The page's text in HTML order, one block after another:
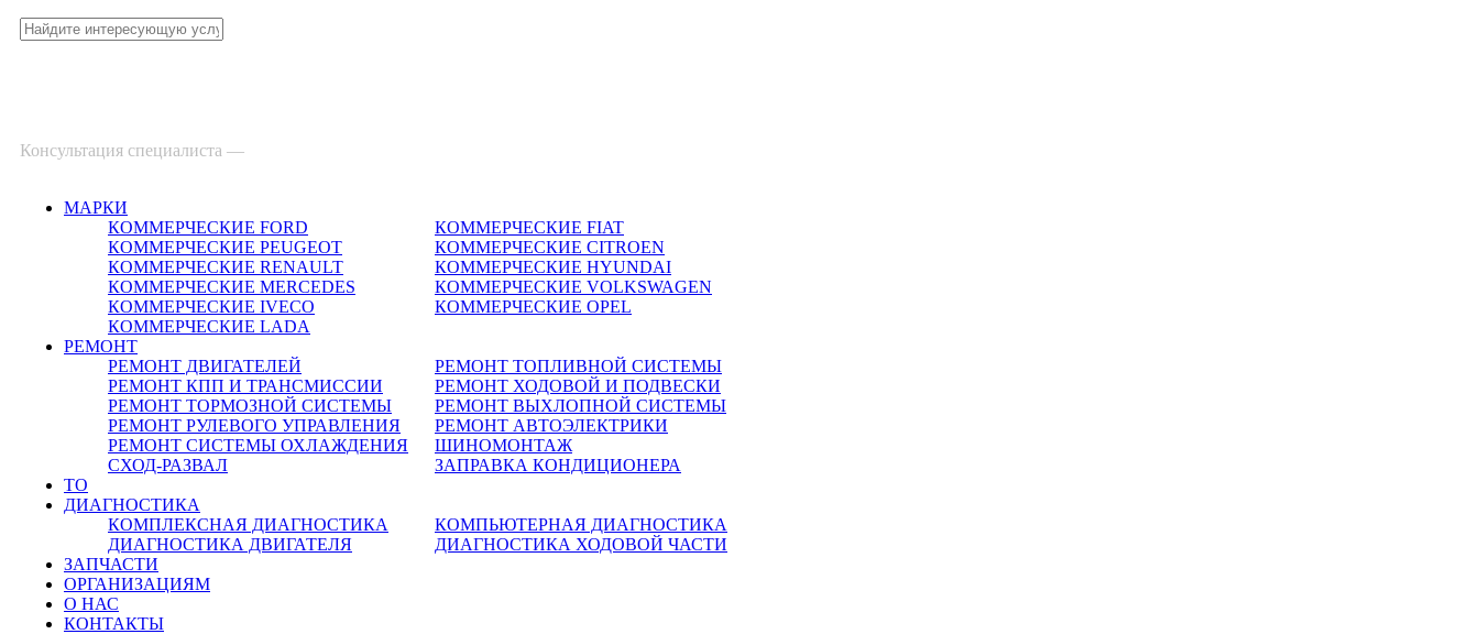
Консультация специалиста —
МАРКИ
КОММЕРЧЕСКИЕ FORD КОММЕРЧЕСКИЕ FIAT
КОММЕРЧЕСКИЕ PEUGEOT КОММЕРЧЕСКИЕ CITROEN
КОММЕРЧЕСКИЕ RENAULT КОММЕРЧЕСКИЕ HYUNDAI
КОММЕРЧЕСКИЕ MERCEDES КОММЕРЧЕСКИЕ VOLKSWAGEN
КОММЕРЧЕСКИЕ IVECO КОММЕРЧЕСКИЕ OPEL
КОММЕРЧЕСКИЕ LADA
РЕМОНТ
РЕМОНТ ДВИГАТЕЛЕЙ
РЕМОНТ ТОПЛИВНОЙ СИСТЕМЫ
РЕМОНТ КПП И ТРАНСМИССИИ
РЕМОНТ ХОДОВОЙ И ПОДВЕСКИ
РЕМОНТ ТОРМОЗНОЙ СИСТЕМЫ
РЕМОНТ ВЫХЛОПНОЙ СИСТЕМЫ
РЕМОНТ РУЛЕВОГО УПРАВЛЕНИЯ
РЕМОНТ АВТОЭЛЕКТРИКИ
РЕМОНТ СИСТЕМЫ ОХЛАЖДЕНИЯ
ШИНОМОНТАЖ
СХОД-РАЗВАЛ
ЗАПРАВКА КОНДИЦИОНЕРА
ТО
ДИАГНОСТИКА
КОМПЛЕКСНАЯ ДИАГНОСТИКА
КОМПЬЮТЕРНАЯ ДИАГНОСТИКА
ДИАГНОСТИКА ДВИГАТЕЛЯ
ДИАГНОСТИКА ХОДОВОЙ ЧАСТИ
ЗАПЧАСТИ
ОРГАНИЗАЦИЯМ
О НАС
КОНТАКТЫ